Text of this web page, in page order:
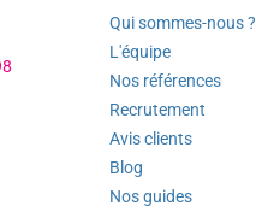
Qui sommes-nous ?
L'équipe
Nos références
Recrutement
Avis clients
Blog
Nos guides